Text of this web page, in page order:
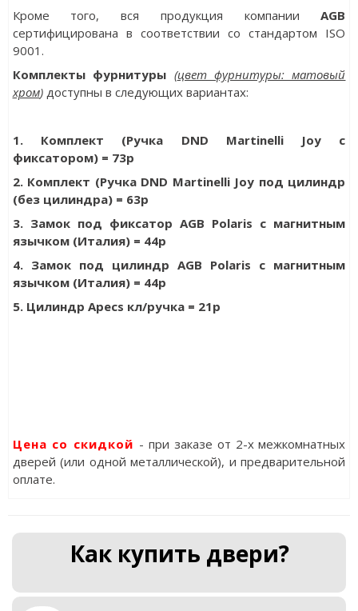
Кроме того, вся продукция компанииAGB
сертифицирована в соответствии со стандартом ISO
9001 .
Комплекты фурнитуры (цвет фурнитуры: матовый
хром)доступны в следующих вариантах:
1. Комплект (Ручка DND Martinelli Joy с
фиксатором) = 73р
2. Комплект (Ручка DND Martinelli Joy под цилиндр
(без цилиндра) = 63р
3. Замок под фиксатор AGB Polaris с магнитным
язычком (Италия) = 44р
4. Замок под цилиндр AGB Polaris с магнитным
язычком (Италия) = 44р
5. Цилиндр Apecs кл/ручка = 21р
Цена со скидкой - при заказе от 2-х межкомнатных
дверей (или одной металлической), и предварительной
оплате.
Как купить двери?